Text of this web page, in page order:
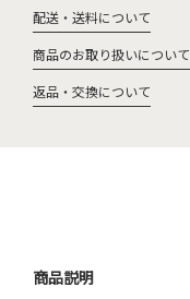
配送・送料について
商品のお取り扱いについて
返品・交換について
商品説明